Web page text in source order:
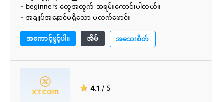
- beginners တွေအတွက် အရမ်းကောင်းပါတယ်။
- အချုပ်အနှောင်မရှိသော ပလက်ဖောင်း
- ဖောက်သည်ပံ့ပိုးမှု အထူးကောင်းမွန်သည်။
အကောင့်ဖွင့်ပါ။ အိမ် အသေးစိတ်
★ 4.1 / 5